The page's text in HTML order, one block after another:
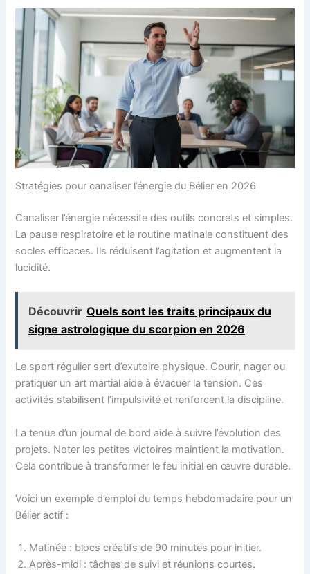
Stratégies pour canaliser l’énergie du Bélier en 2026
Canaliser l’énergie nécessite des outils concrets et simples.
La pause respiratoire et la routine matinale constituent des
socles efficaces. Ils réduisent l’agitation et augmentent la
lucidité.
Découvrir Quels sont les traits principaux du
signe astrologique du scorpion en 2026
Le sport régulier sert d’exutoire physique. Courir, nager ou
pratiquer un art martial aide à évacuer la tension. Ces
activités stabilisent l’impulsivité et renforcent la discipline.
La tenue d’un journal de bord aide à suivre l’évolution des
projets. Noter les petites victoires maintient la motivation.
Cela contribue à transformer le feu initial en œuvre durable.
Voici un exemple d’emploi du temps hebdomadaire pour un
Bélier actif :
Matinée : blocs créatifs de 90 minutes pour initier.
Après-midi : tâches de suivi et réunions courtes.